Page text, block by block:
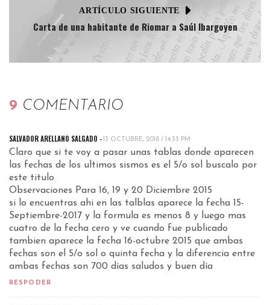
ARTÍCULO SIGUIENTE
Carta de una habitante de Riomar a Saúl Ibargoyen
9 COMENTARIO
SALVADOR ARELLANO SALGADO - 13 OCTUBRE, 2018 / 14:33 PM
Claro que si te voy a pasar unas tablas donde aparecen
las fechas de los ultimos sismos es el 5/o sol buscalo por
este titulo
Observaciones Para 16, 19 y 20 Diciembre 2015
si lo encuentras ahi en las talblas aparece la fecha 15-
Septiembre-2017 y la formula es menos 8 y luego mas
cuatro de la fecha cero y ve cuando fue publicado
tambien aparece la fecha 16-octubre 2015 que ambas
fechas son el 5/o sol o quinta fecha y la diferencia entre
ambas fechas son 700 días saludos y buen día
RESPODER